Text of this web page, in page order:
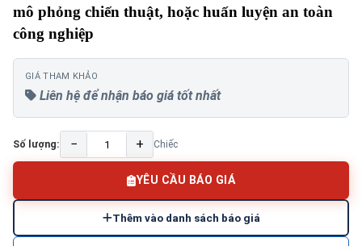
mô phỏng chiến thuật, hoặc huấn luyện an toàn
công nghiệp
GIÁ THAM KHẢO
Liên hệ để nhận báo giá tốt nhất
Số lượng: − + Chiếc
YÊU CẦU BÁO GIÁ
Thêm vào danh sách báo giá